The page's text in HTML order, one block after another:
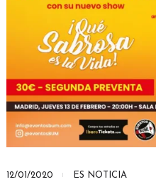
12/01/2020 ES NOTICIA